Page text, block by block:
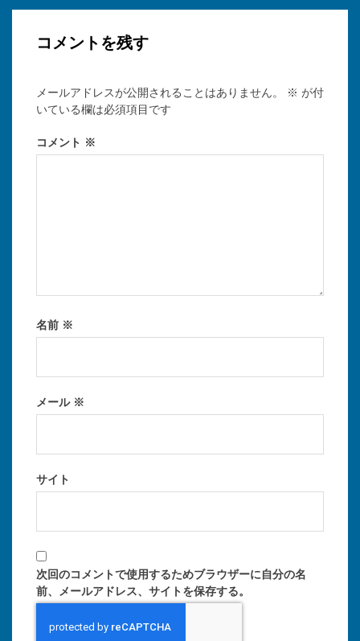
コメントを残す
メールアドレスが公開されることはありません。 ※ が付
いている欄は必須項目です
コメント ※
名前 ※
メール ※
サイト
次回のコメントで使用するためブラウザーに自分の名
前、メールアドレス、サイトを保存する。